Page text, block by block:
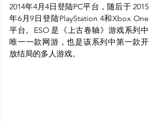
2014年4月4日登陆PC平台，随后于 2015
年6月9日登陆PlayStation 4和Xbox One
平台。ESO 是《上古卷轴》游戏系列中
唯一一款网游，也是该系列中第一款开
放结局的多人游戏。